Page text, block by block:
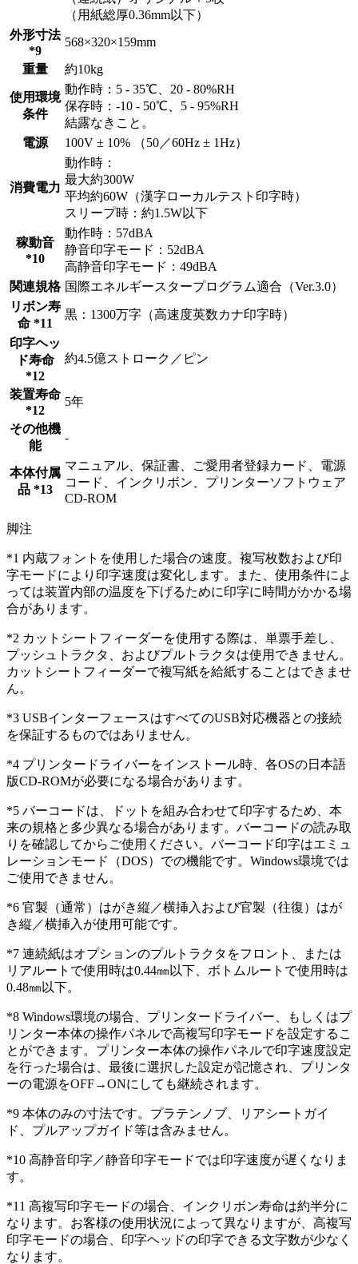
（用紙総厚0.36mm以下）
外形寸法
*9
568×320×159mm
重量
約10kg
使用環境
条件
動作時：5 - 35℃、20 - 80%RH
保存時：-10 - 50℃、5 - 95%RH
結露なきこと。
電源
100V ± 10% （50／60Hz ± 1Hz）
消費電力
動作時：
最大約300W
平均約60W（漢字ローカルテスト印字時）
スリープ時：約1.5W以下
稼動音
*10
動作時：57dBA
静音印字モード：52dBA
高静音印字モード：49dBA
関連規格 国際エネルギースタープログラム適合（Ver.3.0）
リボン寿
命 *11
黒：1300万字（高速度英数カナ印字時）
印字ヘッ
ド寿命
*12
約4.5億ストローク／ピン
装置寿命
*12
5年
その他機
能
-
本体付属
品 *13
マニュアル、保証書、ご愛用者登録カード、電源
コード、インクリボン、プリンターソフトウェア
CD-ROM
脚注
*1 内蔵フォントを使用した場合の速度。複写枚数および印
字モードにより印字速度は変化します。また、使用条件によ
っては装置内部の温度を下げるために印字に時間がかかる場
合があります。
*2 カットシートフィーダーを使用する際は、単票手差し、
プッシュトラクタ、およびプルトラクタは使用できません。
カットシートフィーダーで複写紙を給紙することはできませ
ん。
*3 USBインターフェースはすべてのUSB対応機器との接続
を保証するものではありません。
*4 プリンタードライバーをインストール時、各OSの日本語
版CD-ROMが必要になる場合があります。
*5 バーコードは、ドットを組み合わせて印字するため、本
来の規格と多少異なる場合があります。バーコードの読み取
りを確認してからご使用ください。バーコード印字はエミュ
レーションモード（DOS）での機能です。Windows環境では
ご使用できません。
*6 官製（通常）はがき縦／横挿入および官製（往復）はが
き縦／横挿入が使用可能です。
*7 連続紙はオプションのプルトラクタをフロント、または
リアルートで使用時は0.44㎜以下、ボトムルートで使用時は
0.48㎜以下。
*8 Windows環境の場合、プリンタードライバー、もしくはプ
リンター本体の操作パネルで高複写印字モードを設定するこ
とができます。プリンター本体の操作パネルで印字速度設定
を行った場合は、最後に選択した設定が記憶され、プリンタ
ーの電源をOFF→ONにしても継続されます。
*9 本体のみの寸法です。プラテンノブ、リアシートガイ
ド、プルアップガイド等は含みません。
*10 高静音印字／静音印字モードでは印字速度が遅くなりま
す。
*11 高複写印字モードの場合、インクリボン寿命は約半分に
なります。お客様の使用状況によって異なりますが、高複写
印字モードの場合、印字ヘッドの印字できる文字数が少なく
なります。